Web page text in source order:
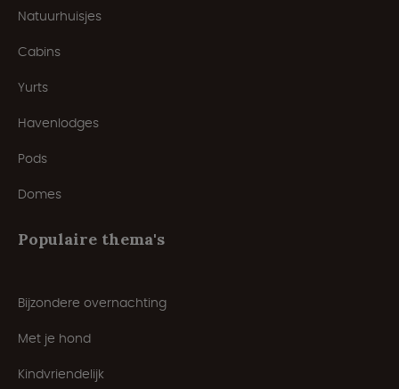
Natuurhuisjes
Cabins
Yurts
Havenlodges
Pods
Domes
Populaire thema's
Bijzondere overnachting
Met je hond
Kindvriendelijk